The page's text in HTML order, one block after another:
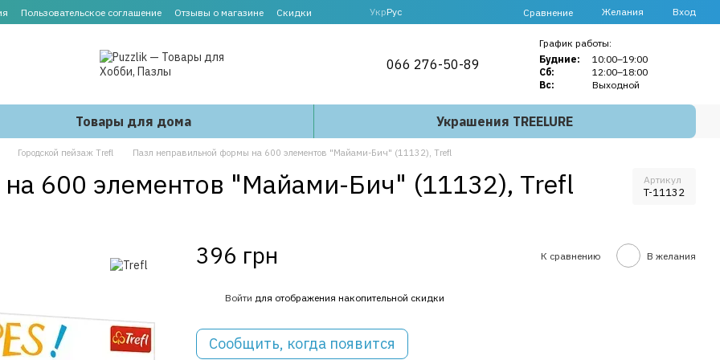
Пользовательское соглашение Отзывы о магазине Скидки УкрРус Сравнение Желания Вход
066 276-50-89
График работы:
Будние:
10:00–19:00
Сб:
12:00–18:00
Вс:
Выходной
Товары для дома Украшения TREELURE
Городской пейзаж Trefl Пазл неправильной формы на 600 элементов "Майами-Бич" (11132), Trefl
600 элементов "Майами-Бич" (11132), Trefl Артикул
T-11132
396 грн К сравнению В желания
Войти для отображения накопительной скидки
Сообщить, когда появится